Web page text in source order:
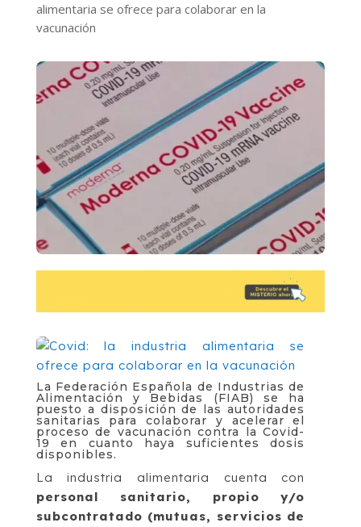
alimentaria se ofrece para colaborar en la
vacunación
La Federación Española de Industrias de
Alimentación y Bebidas (FIAB) se ha
puesto a disposición de las autoridades
sanitarias para colaborar y acelerar el
proceso de vacunación contra la Covid-
19 en cuanto haya suficientes dosis
disponibles.
La industria alimentaria cuenta con
personal sanitario, propio y/o
subcontratado (mutuas, servicios de